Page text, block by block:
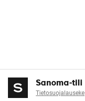
Sanoma-tili
Tietosuojalauseke